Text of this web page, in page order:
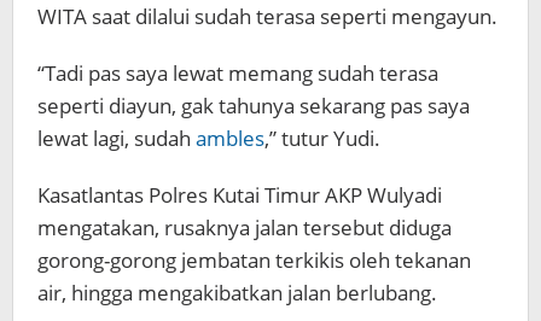
WITA saat dilalui sudah terasa seperti mengayun.
“Tadi pas saya lewat memang sudah terasa
seperti diayun, gak tahunya sekarang pas saya
lewat lagi, sudah ambles,” tutur Yudi.
Kasatlantas Polres Kutai Timur AKP Wulyadi
mengatakan, rusaknya jalan tersebut diduga
gorong-gorong jembatan terkikis oleh tekanan
air, hingga mengakibatkan jalan berlubang.